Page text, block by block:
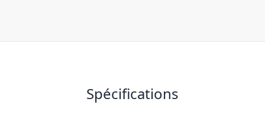
Spécifications